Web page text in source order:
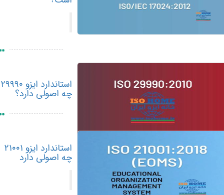
استاندارد ایزو ۲۹۹۹۰
چه اصولی دارد؟
استاندارد ایزو ۲۱۰۰۱
چه اصولی دارد